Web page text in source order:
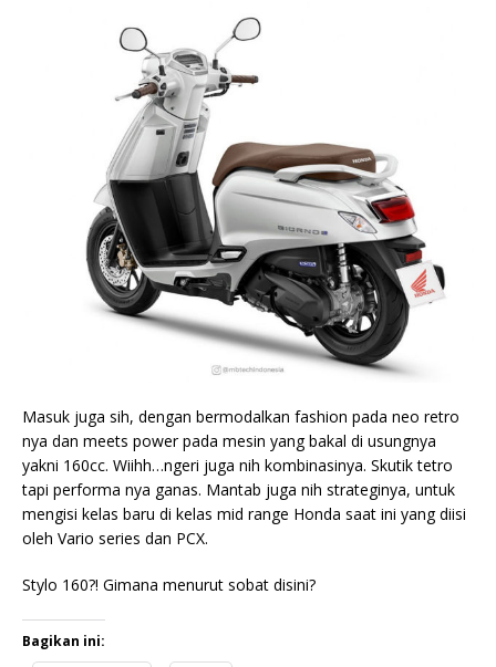
Masuk juga sih, dengan bermodalkan fashion pada neo retro
nya dan meets power pada mesin yang bakal di usungnya
yakni 160cc. Wiihh…ngeri juga nih kombinasinya. Skutik tetro
tapi performa nya ganas. Mantab juga nih strateginya, untuk
mengisi kelas baru di kelas mid range Honda saat ini yang diisi
oleh Vario series dan PCX.
Stylo 160?! Gimana menurut sobat disini?
Bagikan ini: